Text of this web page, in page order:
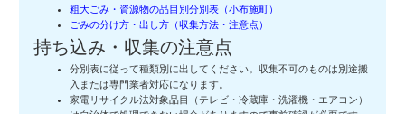
粗大ごみ・資源物の品目別分別表（小布施町）
ごみの分け方・出し方（収集方法・注意点）
持ち込み・収集の注意点
分別表に従って種類別に出してください。収集不可のものは別途搬
入または専門業者対応になります。
家電リサイクル法対象品目（テレビ・冷蔵庫・洗濯機・エアコン）